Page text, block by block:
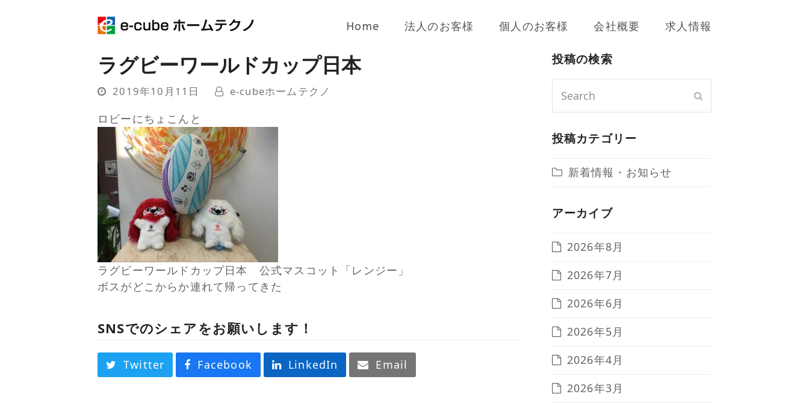
Home 法人のお客様 個人のお客様 会社概要 求人情報
ラグビーワールドカップ日本
2019年10月11日 e-cubeホームテクノ
ロビーにちょこんと
ラグビーワールドカップ日本 公式マスコット「レンジー」
ボスがどこからか連れて帰ってきた
SNSでのシェアをお願いします！
Twitter Facebook LinkedIn Email
投稿の検索
投稿カテゴリー
新着情報・お知らせ
アーカイブ
2026年8月
2026年7月
2026年6月
2026年5月
2026年4月
2026年3月